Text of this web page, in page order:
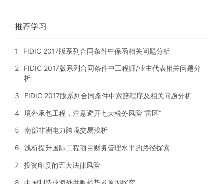
推荐学习
1 FIDIC 2017版系列合同条件中保函相关问题分析
2
FIDIC 2017版系列合同条件中工程师/业主代表相关问题分
析
3 FIDIC 2017版系列合同条件中索赔程序及相关问题分析
4 境外承包工程，注意避开七大税务风险“雷区”
5 南部非洲电力跨境交易浅析
6 浅析提升国际工程项目财务管理水平的路径探索
7 投资印度的五大法律风险
8 中国制造业海外并购趋势及原因探究